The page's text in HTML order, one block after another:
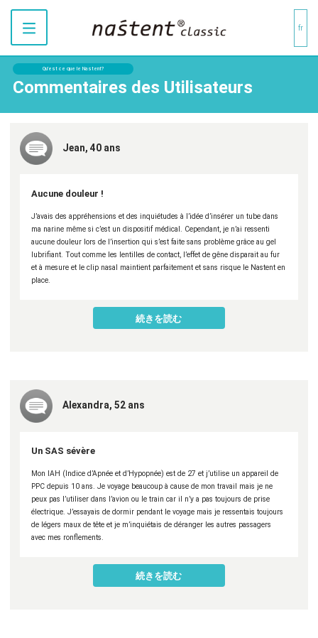
fr
Qu’est ce que le Nastent?
Commentaires des Utilisateurs
Jean, 40 ans
Aucune douleur !
J’avais des appréhensions et des inquiétudes à l’idée d’insérer un tube dans
ma narine même si c’est un dispositif médical. Cependant, je n’ai ressenti
aucune douleur lors de l’insertion qui s’est faite sans problème grâce au gel
lubrifiant. Tout comme les lentilles de contact, l’effet de gêne disparait au fur
et à mesure et le clip nasal maintient parfaitement et sans risque le Nastent en
place.
Alexandra, 52 ans
Un SAS sévère
Mon IAH (Indice d’Apnée et d’Hypopnée) est de 27 et j’utilise un appareil de
PPC depuis 10 ans. Je voyage beaucoup à cause de mon travail mais je ne
peux pas l’utiliser dans l’avion ou le train car il n’y a pas toujours de prise
électrique. J’essayais de dormir pendant le voyage mais je ressentais toujours
de légers maux de tête et je m’inquiétais de déranger les autres passagers
avec mes ronflements.